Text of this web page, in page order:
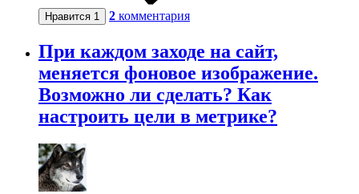
Нравится 1 2 комментария
При каждом заходе на сайт,
меняется фоновое изображение.
Возможно ли сделать? Как
настроить цели в метрике?